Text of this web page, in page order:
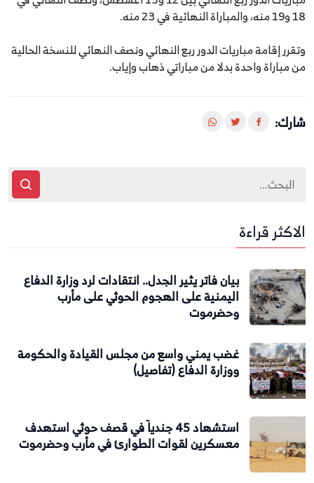
18 و19 منه، والمباراة النهائية في 23 منه.
وتقرر إقامة مباريات الدور ربع النهائي ونصف النهائي للنسخة الحالية
من مباراة واحدة بدلا من مباراتي ذهاب وإياب.
شارك:
الاكثر قراءة
بيان فاتر يثير الجدل.. انتقادات لرد وزارة الدفاع
اليمنية على الهجوم الحوثي على مأرب
وحضرموت
غضب يمني واسع من مجلس القيادة والحكومة
ووزارة الدفاع (تفاصيل)
استشهاد 45 جندياً في قصف حوثي استهدف
معسكرين لقوات الطوارئ في مأرب وحضرموت